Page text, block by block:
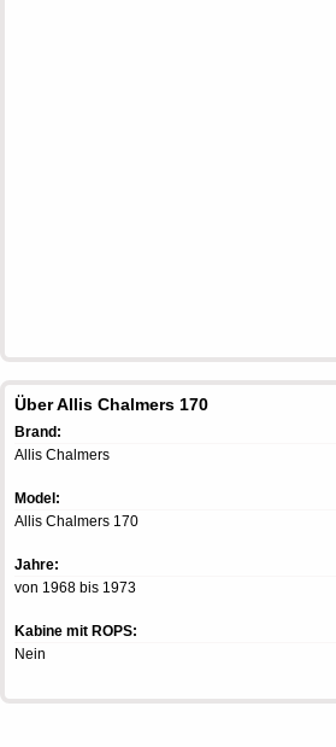
Über Allis Chalmers 170
Brand:
Allis Chalmers
Model:
Allis Chalmers 170
Jahre:
von 1968 bis 1973
Kabine mit ROPS:
Nein